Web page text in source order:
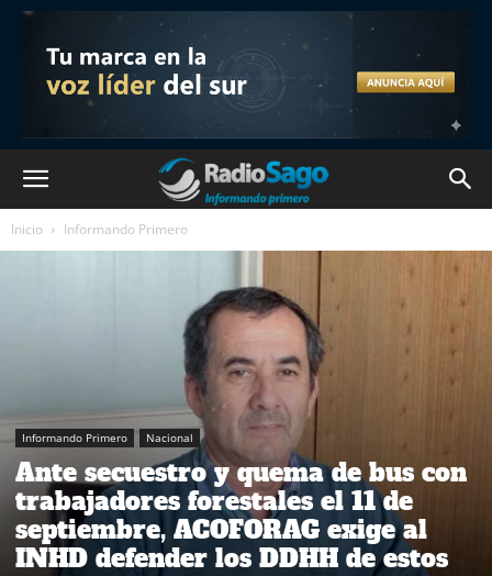
Inicio Informando Primero
Informando Primero Nacional
Ante secuestro y quema de bus con
trabajadores forestales el 11 de
septiembre, ACOFORAG exige al
INHD defender los DDHH de estos